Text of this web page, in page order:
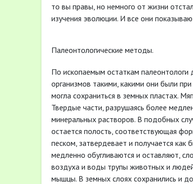
то вы правы, но немного от жизни
изучения эволюции. И все они
Палеонтологические методы.
По ископаемым остаткам палеонтологи
организмов такими, какими они были
могла сохраниться в земных пластах.
Твердые части, разрушаясь более
минеральных растворов. В подобных
остается полость, соответствующая
песком, затвердевает и получается как
медленно обугливаются и оставляют,
воздуха и воды трупы животных и
мышцы. В земных слоях сохранились и